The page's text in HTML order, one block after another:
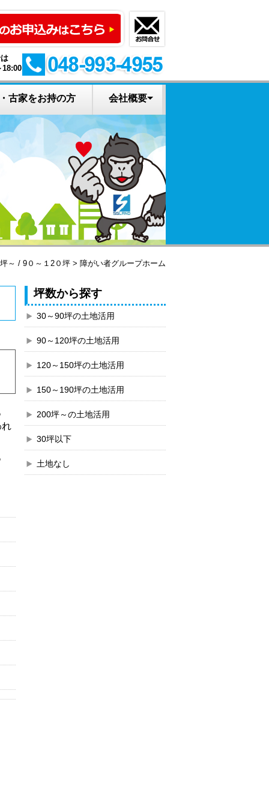
18:00
古家をお持の方 会社概要
会社概要
お問い合わせ
イベント申込み
えすゴリの土地活
用ニュース
土地の活用診断
資料請求
新着情報
～ / 9０～１2０坪 障がい者グループホーム
れ
坪数から探す
30～90坪の土地活用
90～120坪の土地活用
120～150坪の土地活用
150～190坪の土地活用
200坪～の土地活用
30坪以下
土地なし